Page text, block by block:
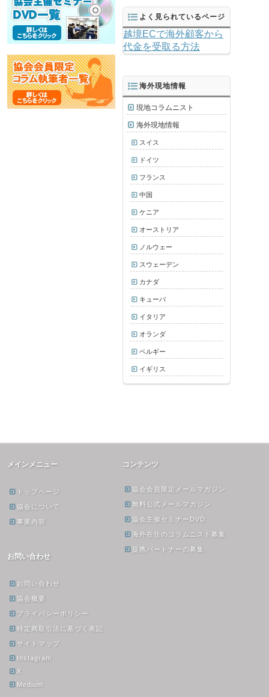
よく見られているページ
越境ECで海外顧客から
代金を受取る方法
海外現地情報
現地コラムニスト
海外現地情報
スイス
ドイツ
フランス
中国
ケニア
オーストリア
ノルウェー
スウェーデン
カナダ
キューバ
イタリア
オランダ
ベルギー
イギリス
メインメニュー
トップページ
協会について
事業内容
コンテンツ
協会会員限定メールマガジン
無料公式メールマガジン
協会主催セミナーDVD
海外在住のコラムニスト募集
提携パートナーの募集
お問い合わせ
お問い合わせ
協会概要
プライバシーポリシー
特定商取引法に基づく表記
サイトマップ
Instagram
X
Medium